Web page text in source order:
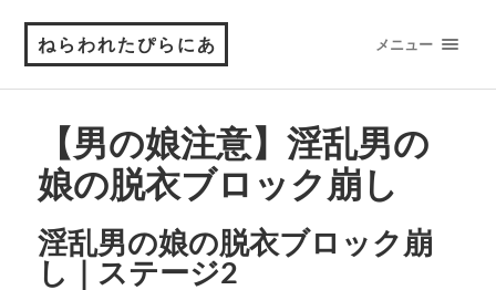
ねらわれたぴらにあ メニュー
【男の娘注意】淫乱男の
娘の脱衣ブロック崩し
淫乱男の娘の脱衣ブロック崩
し｜ステージ2